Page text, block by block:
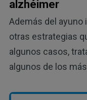
alzhéimer
Además del
otras estrategias
algunos casos,
algunos de los